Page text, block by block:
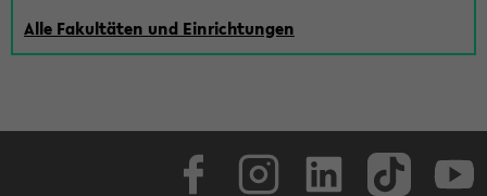
Alle Fakultäten und Einrichtungen